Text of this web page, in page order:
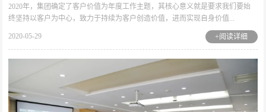
2020年，集团确定了客户价值为年度工作主题，其核心意义就是要求我们要始
终坚持以客户为中心，致力于持续为客户创造价值，进而实现自身价值...
2020-05-29 +阅读详细